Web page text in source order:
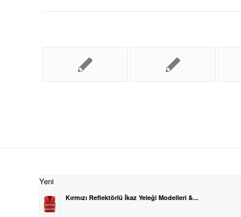
Yeni
Kırmızı Reflektörlü İkaz Yeleği Modelleri &...